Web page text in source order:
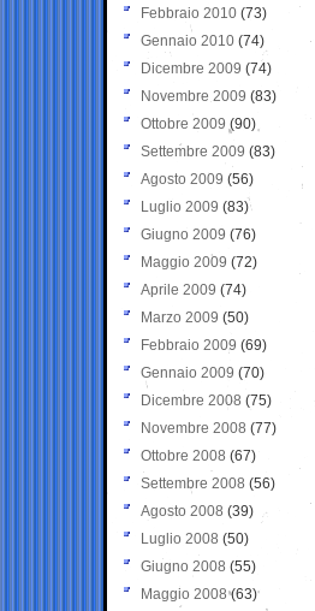
Febbraio 2010 (73)
Gennaio 2010 (74)
Dicembre 2009 (74)
Novembre 2009 (83)
Ottobre 2009 (90)
Settembre 2009 (83)
Agosto 2009 (56)
Luglio 2009 (83)
Giugno 2009 (76)
Maggio 2009 (72)
Aprile 2009 (74)
Marzo 2009 (50)
Febbraio 2009 (69)
Gennaio 2009 (70)
Dicembre 2008 (75)
Novembre 2008 (77)
Ottobre 2008 (67)
Settembre 2008 (56)
Agosto 2008 (39)
Luglio 2008 (50)
Giugno 2008 (55)
Maggio 2008(63)